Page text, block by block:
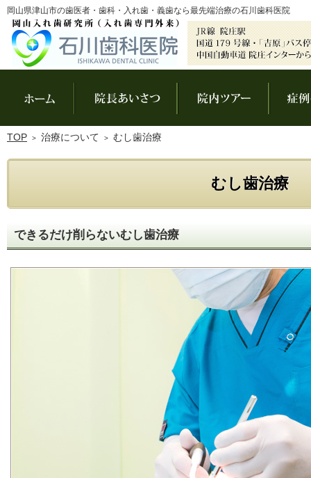
むし歯治療
岡山県津山市の歯医者・歯科・入れ歯・義歯なら最先端治療の石川歯科医院
できるだけ削らないむし歯治療
TOP 治療について むし歯治療